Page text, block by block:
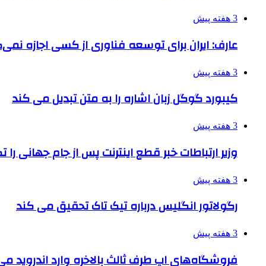
3 هفته پیش
عارف: ایران برای توسعه فناوری از کسی اجازه
3 هفته پیش
کیبورد گوگل زبان اشاره را به متن تبدیل می کند
3 هفته پیش
وزیر ارتباطات خبر قطع اینترنت پس از جام جهانی
3 هفته پیش
رگولاتور انگلیس درباره تیک تاک تحقیق می کند
3 هفته پیش
فروشگاه‌های اپ طرف ثالث بالاخره وارد